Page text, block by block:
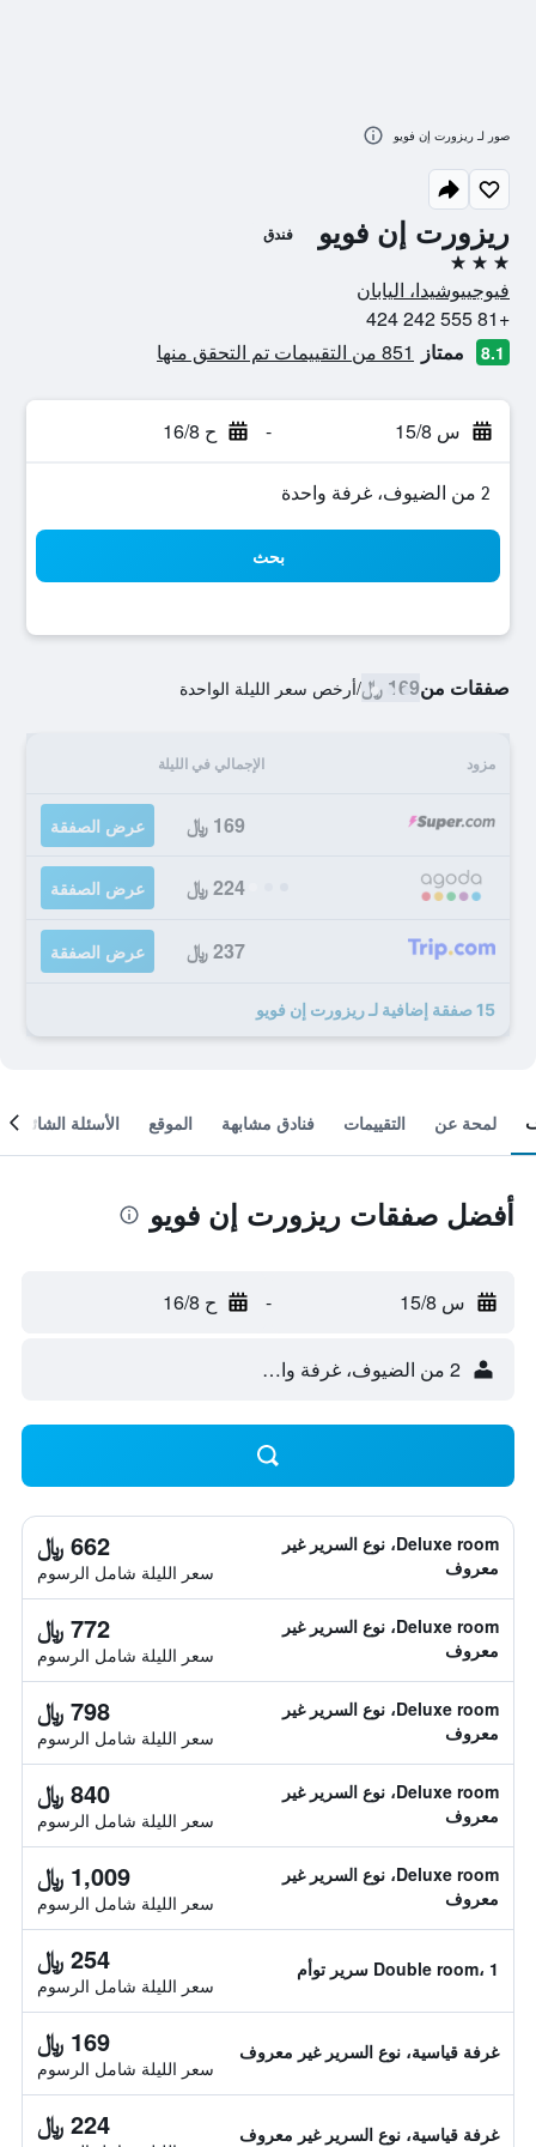
ريزورت إن فويو فندق
3 نجوم
فيوجييوشيدا، اليابان
+81 555 242 424
8.1 ممتاز 851 من التقييمات تم التحقق منها
س 15/8 - ح 16/8
2 من الضيوف، غرفة واحدة
بحث
صفقات من169 ﷼ /أرخص سعر الليلة الواحدة
مزود الإجمالي في الليلة
169 ﷼ عرض الصفقة
224 ﷼ عرض الصفقة
237 ﷼ عرض الصفقة
15 صفقة إضافية لـ ريزورت إن فويو
صور لـ ريزورت إن فويو
لمحة عن التقييمات فنادق مشابهة الموقع الأسئلة الشائعة
أفضل صفقات ريزورت إن فويو
س 15/8 - ح 16/8
2 من الضيوف، غرفة واحدة
Deluxe room، نوع السرير غير
معروف
662 ﷼
سعر الليلة شامل الرسوم
Deluxe room، نوع السرير غير
معروف
772 ﷼
سعر الليلة شامل الرسوم
Deluxe room، نوع السرير غير
معروف
798 ﷼
سعر الليلة شامل الرسوم
Deluxe room، نوع السرير غير
معروف
840 ﷼
سعر الليلة شامل الرسوم
Deluxe room، نوع السرير غير
معروف
1,009 ﷼
سعر الليلة شامل الرسوم
Double room، 1 سرير توأم 254 ﷼
سعر الليلة شامل الرسوم
غرفة قياسية، نوع السرير غير معروف 169 ﷼
سعر الليلة شامل الرسوم
غرفة قياسية، نوع السرير غير معروف 224 ﷼